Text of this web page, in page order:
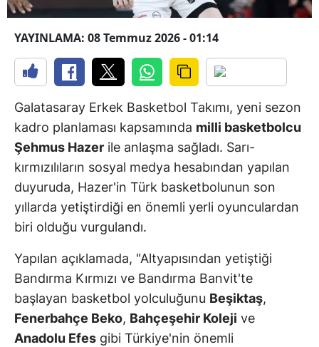
YAYINLAMA: 08 Temmuz 2026 - 01:14
Galatasaray Erkek Basketbol Takımı, yeni sezon
kadro planlaması kapsamında milli basketbolcu
Şehmus Hazer ile anlaşma sağladı. Sarı-
kırmızılıların sosyal medya hesabından yapılan
duyuruda, Hazer'in Türk basketbolunun son
yıllarda yetiştirdiği en önemli yerli oyunculardan
biri olduğu vurgulandı.
Yapılan açıklamada, "Altyapısından yetiştiği
Bandırma Kırmızı ve Bandırma Banvit'te
başlayan basketbol yolculuğunu Beşiktaş,
Fenerbahçe Beko, Bahçeşehir Koleji ve
Anadolu Efes gibi Türkiye'nin önemli